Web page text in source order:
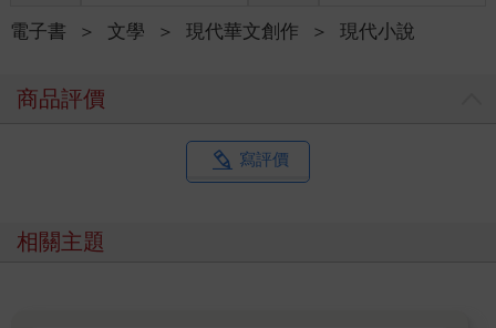
了工作，我現在在一家義大利餐廳做學徒。老闆是她的朋友⋯⋯
想，或許我曾經見過這個女孩。
能像朋友那樣相伴。」他笑著說，語氣中帶著包容和尊重。
電子書 ＞ 文學 ＞ 現代華文創作 ＞ 現代小說
商品評價
寫評價
相關主題